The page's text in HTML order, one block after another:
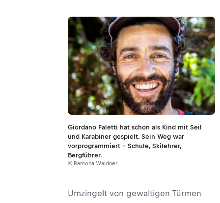
Giordano Faletti hat schon als Kind mit Seil
und Karabiner gespielt. Sein Weg war
vorprogrammiert – Schule, Skilehrer,
Bergführer.
© Ramona Waldner
Umzingelt von gewaltigen Türmen